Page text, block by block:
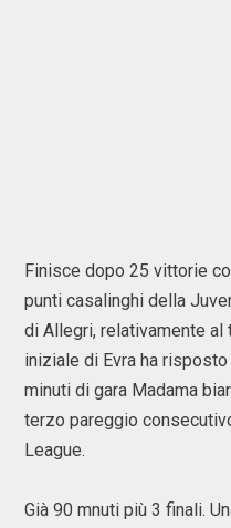
Finisce dopo 25 vittorie
punti casalinghi della
di Allegri, relativamente al
iniziale di Evra ha
minuti di gara Madama
terzo pareggio
League.
Già 90 mnuti più 3 finali.